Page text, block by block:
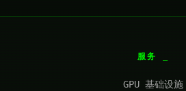
服务
GPU 基础设施